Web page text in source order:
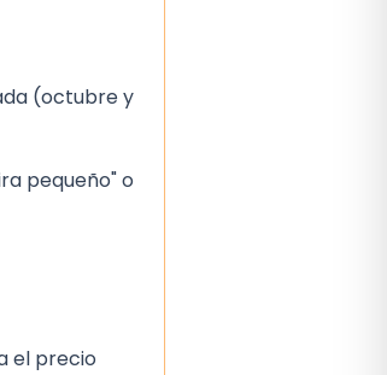
(octubre y
pequeño" o
el precio